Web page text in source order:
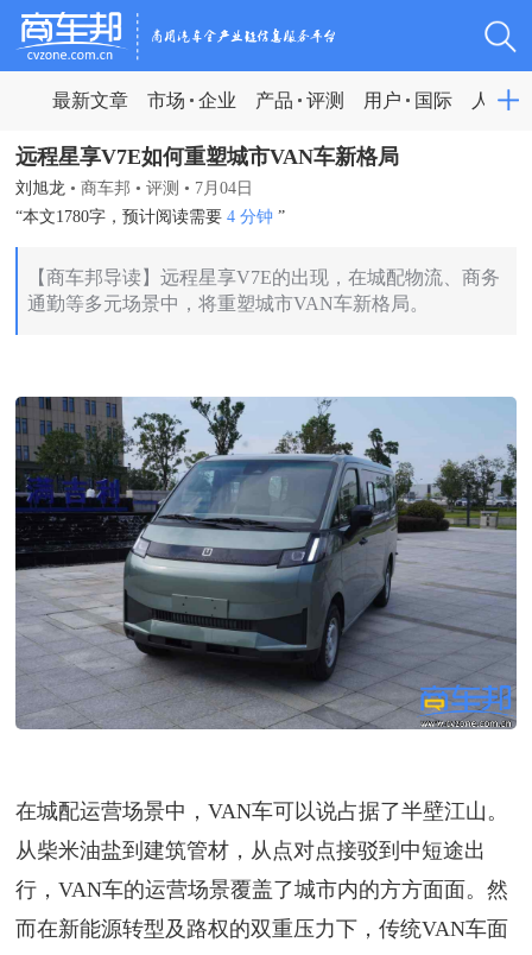
最新文章 市场 企业 产品 评测 用户 国际 人物
远程星享V7E如何重塑城市VAN车新格局
刘旭龙 • 商车邦 • 评测 • 7月04日
“本文1780字，预计阅读需要4 分钟”
【商车邦导读】远程星享V7E的出现，在城配物流、商务
通勤等多元场景中，将重塑城市VAN车新格局。
在城配运营场景中，VAN车可以说占据了半壁江山。
从柴米油盐到建筑管材，从点对点接驳到中短途出
行，VAN车的运营场景覆盖了城市内的方方面面。然
而在新能源转型及路权的双重压力下，传统VAN车面